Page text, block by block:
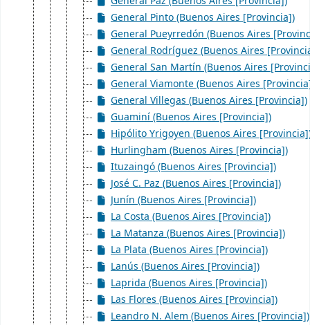
General Pinto (Buenos Aires [Provincia])
General Pueyrredón (Buenos Aires
General Rodríguez (Buenos Aires
General San Martín (Buenos Aires
General Viamonte (Buenos Aires
General Villegas (Buenos Aires [Provincia])
Guaminí (Buenos Aires [Provincia])
Hipólito Yrigoyen (Buenos Aires
Hurlingham (Buenos Aires [Provincia])
Ituzaingó (Buenos Aires [Provincia])
José C. Paz (Buenos Aires [Provincia])
Junín (Buenos Aires [Provincia])
La Costa (Buenos Aires [Provincia])
La Matanza (Buenos Aires [Provincia])
La Plata (Buenos Aires [Provincia])
Lanús (Buenos Aires [Provincia])
Laprida (Buenos Aires [Provincia])
Las Flores (Buenos Aires [Provincia])
Leandro N. Alem (Buenos Aires [Provincia])